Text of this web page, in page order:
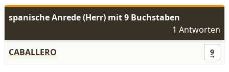
spanische Anrede (Herr) mit 9 Buchstaben
1 Antworten
CABALLERO
9